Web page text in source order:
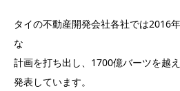
タイの不動産開発会社各社では2016
な
計画を打ち出し、1700億バーツを越
発表しています。